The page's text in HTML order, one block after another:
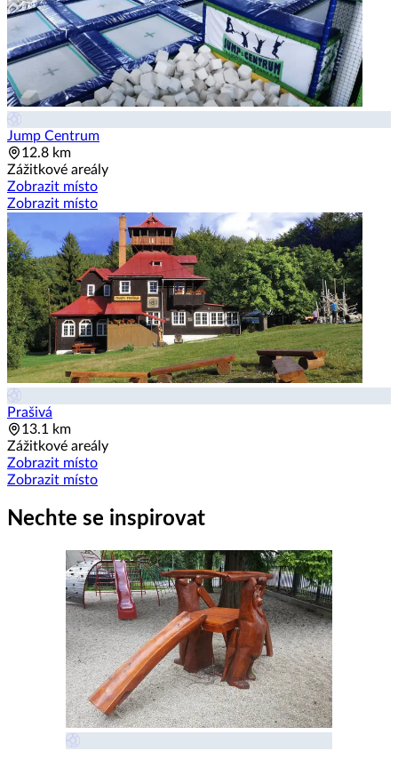
Jump Centrum
12.8 km
Zážitkové areály
Zobrazit místo
Zobrazit místo
Prašivá
13.1 km
Zážitkové areály
Zobrazit místo
Zobrazit místo
Nechte se inspirovat